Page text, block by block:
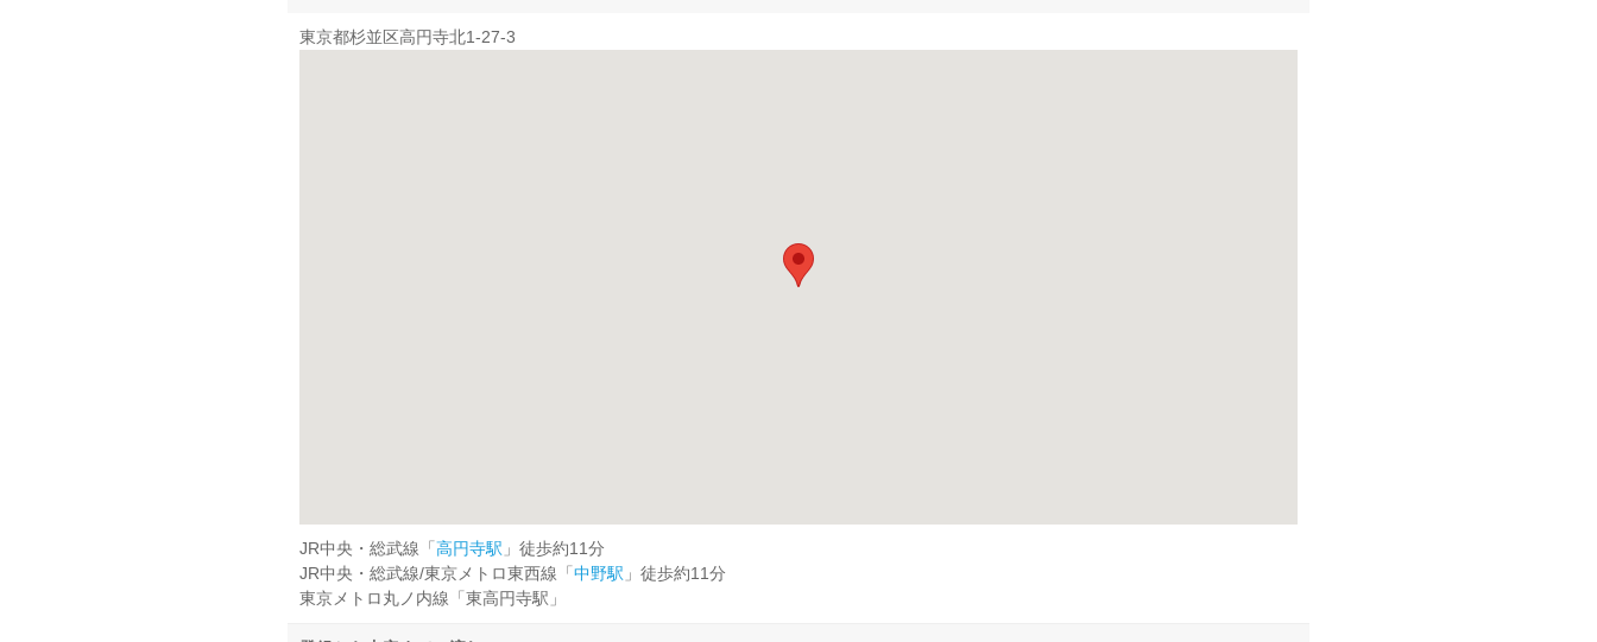
東京都杉並区高円寺北1-27-3
JR中央・総武線「 高円寺駅 」徒歩約11分
JR中央・総武線/東京メトロ東西線「 中野駅 」徒歩約11分
東京メトロ丸ノ内線「東高円寺駅」